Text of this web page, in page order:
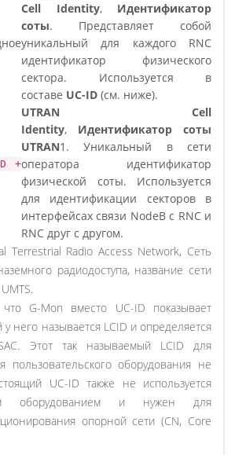
Cell Identity, Идентификатор
соты. Представляет собой
уникальный для каждого RNC
идентификатор физического
сектора. Используется в
составе UC-ID (см. ниже).
+
UTRAN Cell
Identity, Идентификатор соты
UTRAN1. Уникальный в сети
оператора идентификатор
физической соты. Используется
для идентификации секторов в
интерфейсах связи NodeB с RNC и
RNC друг с другом.
Terrestrial Radio Access Network, Сеть
радиодоступа, название сети
G-Mon вместо UC-ID показывает
у него называется LCID и определяется
Этот так называемый LCID для
пользовательского оборудования не
UC-ID также не используется
оборудованием и нужен для
опорной сети (CN, Core